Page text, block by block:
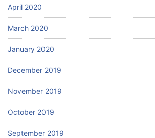
April 2020
March 2020
January 2020
December 2019
November 2019
October 2019
September 2019